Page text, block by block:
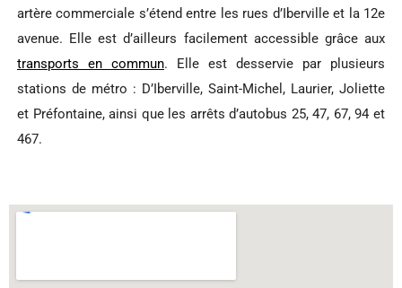
artère commerciale s’étend entre les rues d’Iberville et la 12e
avenue. Elle est d’ailleurs facilement accessible grâce aux
transports en commun. Elle est desservie par plusieurs
stations de métro : D’Iberville, Saint-Michel, Laurier, Joliette
et Préfontaine, ainsi que les arrêts d’autobus 25, 47, 67, 94 et
467.